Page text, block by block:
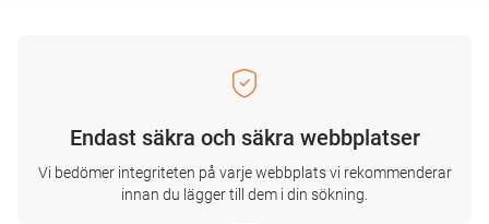
Endast säkra och säkra webbplatser
Vi bedömer integriteten på varje webbplats vi rekommenderar
innan du lägger till dem i din sökning.